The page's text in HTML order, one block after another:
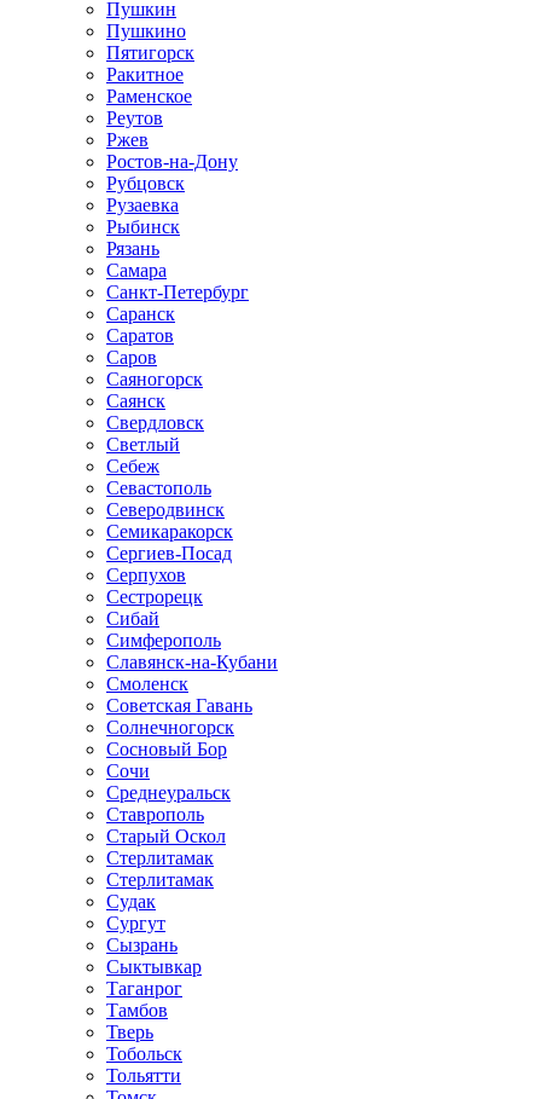
Пушкин
Пушкино
Пятигорск
Ракитное
Раменское
Реутов
Ржев
Ростов-на-Дону
Рубцовск
Рузаевка
Рыбинск
Рязань
Самара
Санкт-Петербург
Саранск
Саратов
Саров
Саяногорск
Саянск
Свердловск
Светлый
Себеж
Севастополь
Северодвинск
Семикаракорск
Сергиев-Посад
Серпухов
Сестрорецк
Сибай
Симферополь
Славянск-на-Кубани
Смоленск
Советская Гавань
Солнечногорск
Сосновый Бор
Сочи
Среднеуральск
Ставрополь
Старый Оскол
Стерлитамак
Стерлитамак
Судак
Сургут
Сызрань
Сыктывкар
Таганрог
Тамбов
Тверь
Тобольск
Тольятти